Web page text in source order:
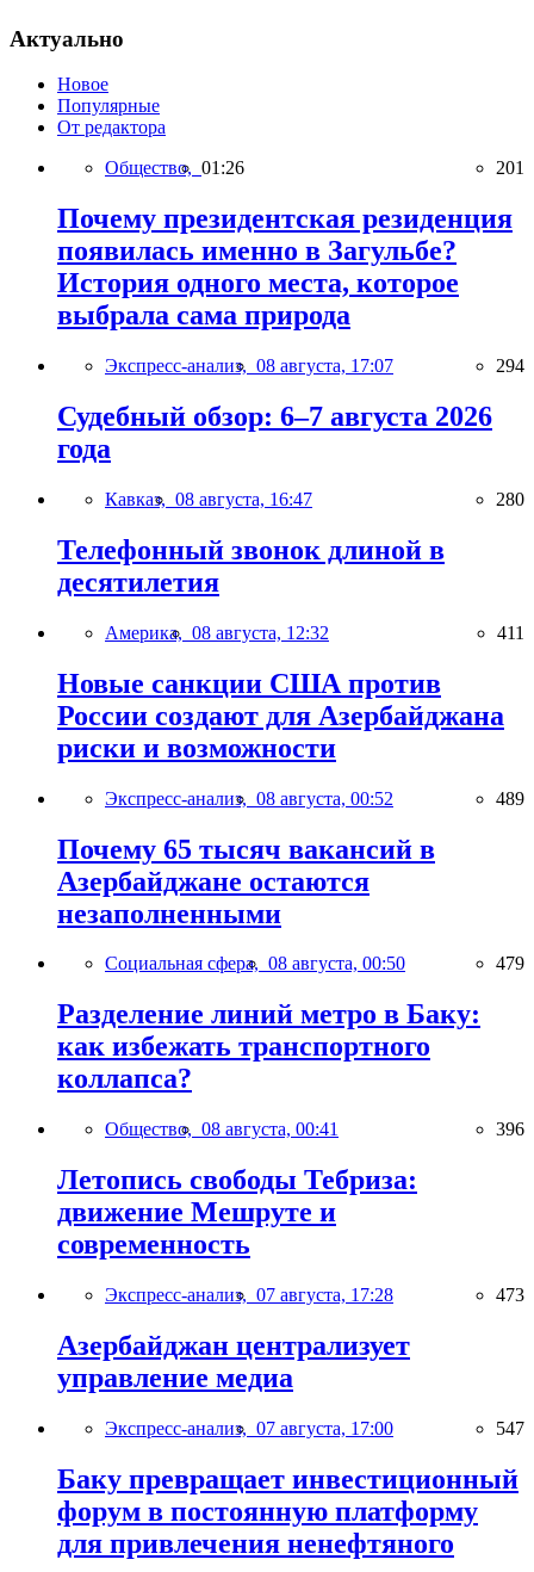
Актуально
Новое
Популярные
От редактора
Общество, 01:26 201
Почему президентская резиденция
появилась именно в Загульбе?
История одного места, которое
выбрала сама природа
Экспресс-анализ, 08 августа, 17:07 294
Судебный обзор: 6–7 августа 2026
года
Кавказ, 08 августа, 16:47 280
Телефонный звонок длиной в
десятилетия
Америка, 08 августа, 12:32 411
Новые санкции США против
России создают для Азербайджана
риски и возможности
Экспресс-анализ, 08 августа, 00:52 489
Почему 65 тысяч вакансий в
Азербайджане остаются
незаполненными
Социальная сфера, 08 августа, 00:50 479
Разделение линий метро в Баку:
как избежать транспортного
коллапса?
Общество, 08 августа, 00:41 396
Летопись свободы Тебриза:
движение Мешруте и
современность
Экспресс-анализ, 07 августа, 17:28 473
Азербайджан централизует
управление медиа
Экспресс-анализ, 07 августа, 17:00 547
Баку превращает инвестиционный
форум в постоянную платформу
для привлечения ненефтяного